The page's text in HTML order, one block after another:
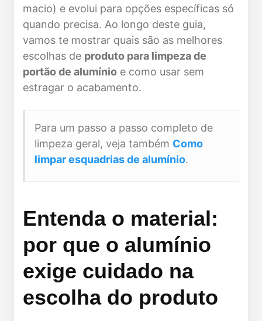
macio) e evolui para opções específicas só
quando precisa. Ao longo deste guia,
vamos te mostrar quais são as melhores
escolhas de produto para limpeza de
portão de alumínio e como usar sem
estragar o acabamento.
Para um passo a passo completo de
limpeza geral, veja também Como
limpar esquadrias de alumínio.
Entenda o material:
por que o alumínio
exige cuidado na
escolha do produto